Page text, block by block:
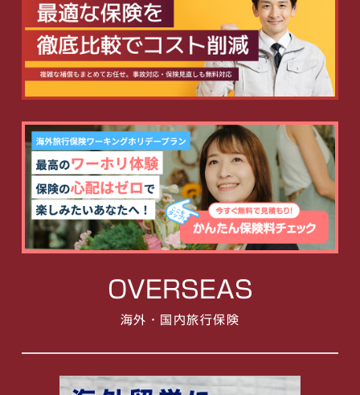
OVERSEAS
海外・国内旅行保険